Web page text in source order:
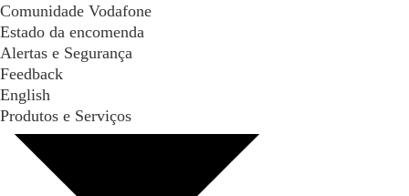
Comunidade Vodafone
Estado da encomenda
Alertas e Segurança
Feedback
English
Produtos e Serviços